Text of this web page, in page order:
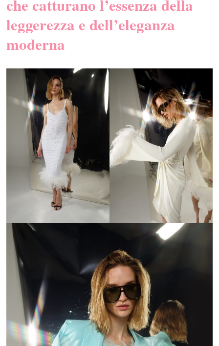
che catturano l’essenza della
leggerezza e dell’eleganza
moderna